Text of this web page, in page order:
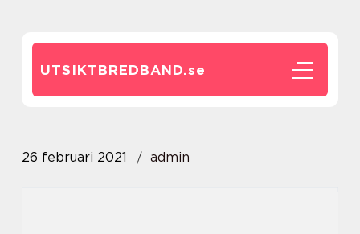
UTSIKTBREDBAND.se
26 februari 2021 admin